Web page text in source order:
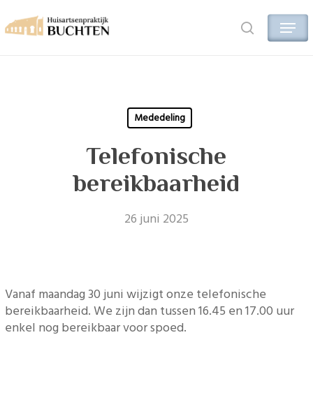
to
main
search
Menu
Mededeling
Telefonische
bereikbaarheid
26 juni 2025
Vanaf maandag 30 juni wijzigt onze telefonische
bereikbaarheid. We zijn dan tussen 16.45 en 17.00 uur
enkel nog bereikbaar voor spoed.